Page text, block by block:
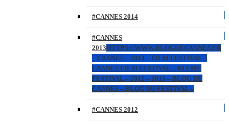
#CANNES 2014
#CANNES
2013HTTPS://WWW.BLOGDECANNES.FR
– CANNES – 2013 – FILM FESTIVAL –
CANNES FILM FESTIVAL – 66 EME
FESTIVAL – 2012 – 2013 – BLOG DE
CANNES – BLOG DU FESTIVAL –
#CANNES 2012